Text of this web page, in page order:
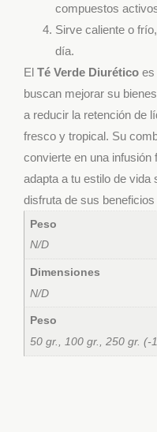
compuestos
Sirve caliente o
día.
El Té Verde Diurético es
buscan mejorar su
a reducir la retención de
fresco y tropical. Su
convierte en una infusión
adapta a tu estilo de vida
disfruta de sus
Peso
N/D
Dimensiones
N/D
Peso
50 gr., 100 gr., 250 gr. (-